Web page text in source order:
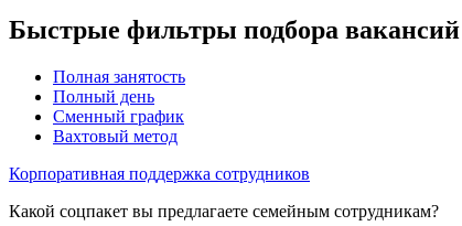
Быстрые фильтры подбора вакансий
Полная занятость
Полный день
Сменный график
Вахтовый метод
Корпоративная поддержка сотрудников
Какой соцпакет вы предлагаете семейным сотрудникам?